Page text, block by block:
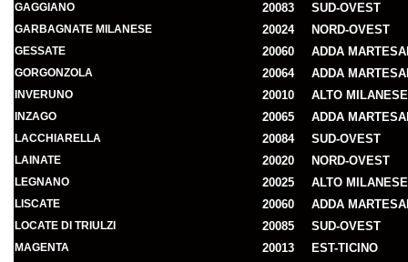
GAGGIANO 20083 SUD-OVEST
GARBAGNATE MILANESE 20024 NORD-OVEST
GESSATE 20060 ADDA
GORGONZOLA 20064 ADDA
INVERUNO 20010 ALTO MILANESE
INZAGO 20065 ADDA
LACCHIARELLA 20084 SUD-OVEST
LAINATE 20020 NORD-OVEST
LEGNANO 20025 ALTO MILANESE
LISCATE 20060 ADDA
LOCATE DI TRIULZI 20085 SUD-OVEST
MAGENTA 20013 EST-TICINO